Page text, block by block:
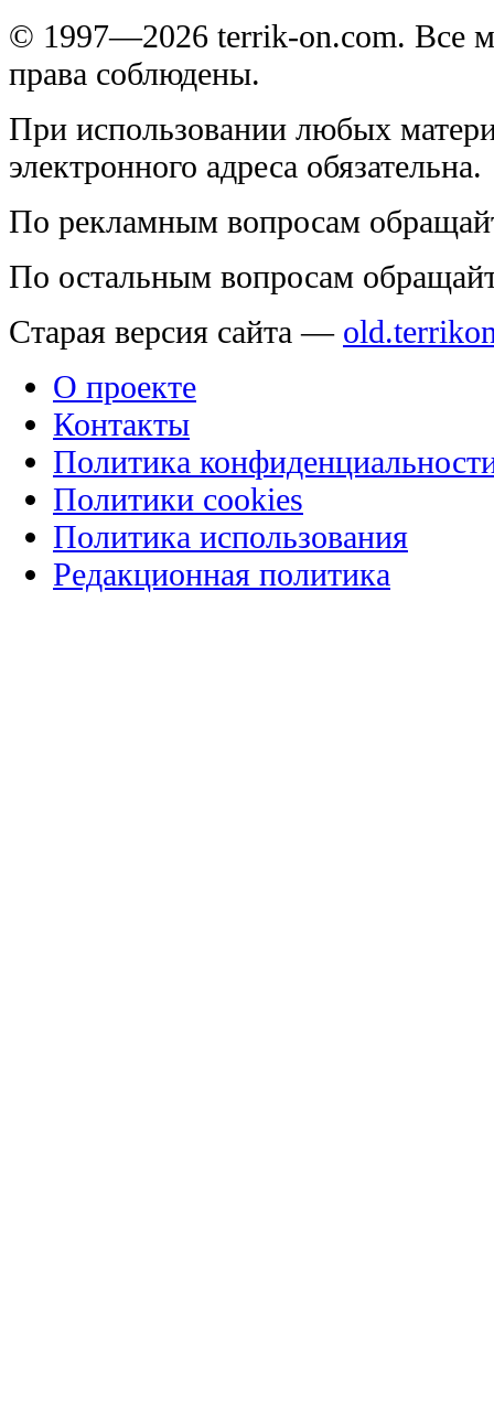
© 1997—2026 terrik-on.com. Все
права соблюдены.
При использовании любых
электронного адреса обязательна.
По рекламным вопросам
По остальным вопросам
Старая версия сайта —
О проекте
Контакты
Политика
Политики cookies
Политика использования
Редакционная политика